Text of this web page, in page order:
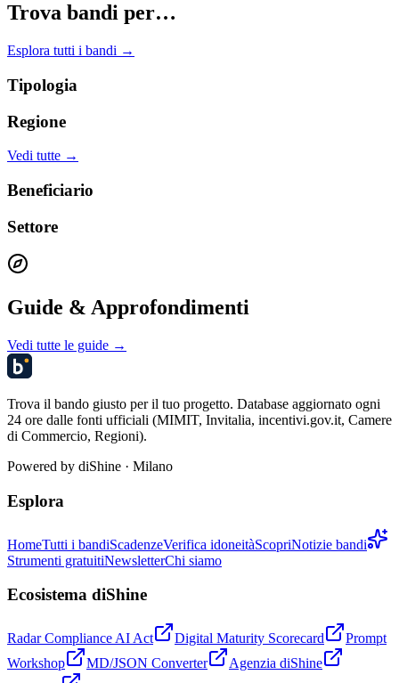
Trova bandi per…
Esplora tutti i bandi →
Tipologia
Regione
Vedi tutte →
Beneficiario
Settore
Guide & Approfondimenti
Vedi tutte le guide →
Trova il bando giusto per il tuo progetto. Database aggiornato ogni
24 ore dalle fonti ufficiali (MIMIT, Invitalia, incentivi.gov.it, Camere
di Commercio, Regioni).
Powered by diShine · Milano
Esplora
HomeTutti i bandiScadenzeVerifica idoneitàScopriNotizie bandi
Strumenti gratuitiNewsletterChi siamo
Ecosistema diShine
Radar Compliance AI Act Digital Maturity Scorecard
Prompt
Workshop
MD/JSON Converter
Agenzia diShine